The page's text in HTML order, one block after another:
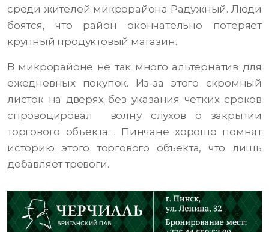
среди жителей микрорайона Радужный. Люди
боятся, что район окончательно потеряет
крупный продуктовый магазин.
В микрорайоне не так много альтернатив для
ежедневных покупок. Из-за этого скромный
листок на дверях без указания четких сроков
спровоцировал волну слухов о закрытии
торгового объекта . Пинчане хорошо помнят
историю этого торгового объекта, что лишь
добавляет тревоги.